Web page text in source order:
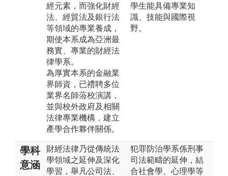
經元素，而強化財經
法、經貿法及銀行法
等領域的專業養成，
期使本系成為亞洲最
務實、專業的財經法
律學系。
為厚實本系的金融業
界師資，已禮聘多位
業界名師蒞校演講，
並與校外政府及相關
法律專業機構，建立
產學合作夥伴關係。
學生能具備專業知
識、技能與國際視
野。
學科
意涵
財經法律乃從傳統法
學領域之延伸及深化
學習，舉凡公司法、
犯罪防治學系係刑事
司法範疇的延伸，結
合社會學、心理學等